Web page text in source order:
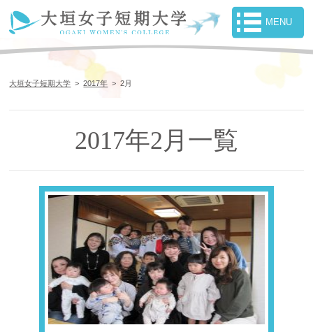
大垣女子短期大学 >2017年 >2月
2017年2月一覧